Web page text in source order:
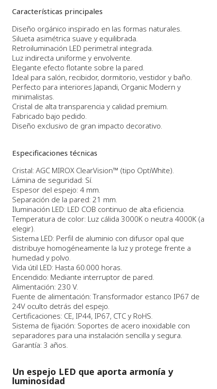
Características principales
Diseño orgánico inspirado en las formas naturales.
Silueta asimétrica suave y equilibrada.
Retroiluminación LED perimetral integrada.
Luz indirecta uniforme y envolvente.
Elegante efecto flotante sobre la pared.
Ideal para salón, recibidor, dormitorio, vestidor y baño.
Perfecto para interiores Japandi, Organic Modern y
minimalistas.
Cristal de alta transparencia y calidad premium.
Fabricado bajo pedido.
Diseño exclusivo de gran impacto decorativo.
Especificaciones técnicas
Cristal: AGC MIROX ClearVision™ (tipo OptiWhite).
Lámina de seguridad: Sí.
Espesor del espejo: 4 mm.
Separación de la pared: 21 mm.
Iluminación LED: LED COB continuo de alta eficiencia.
Temperatura de color: Luz cálida 3000K o neutra 4000K (a
elegir).
Sistema LED: Perfil de aluminio con difusor opal que
distribuye homogéneamente la luz y protege frente a
humedad y polvo.
Vida útil LED: Hasta 60.000 horas.
Encendido: Mediante interruptor de pared.
Alimentación: 230 V.
Fuente de alimentación: Transformador estanco IP67 de
24V oculto detrás del espejo.
Certificaciones: CE, IP44, IP67, CTC y RoHS.
Sistema de fijación: Soportes de acero inoxidable con
separadores para una instalación sencilla y segura.
Garantía: 3 años.
Un espejo LED que aporta armonía y
luminosidad